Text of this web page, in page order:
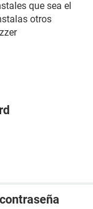
que sea el
otros